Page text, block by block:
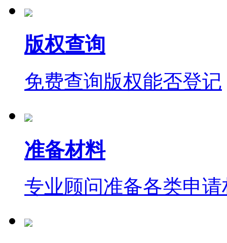
版权查询
免费查询版权能否登记
准备材料
专业顾问准备各类申请